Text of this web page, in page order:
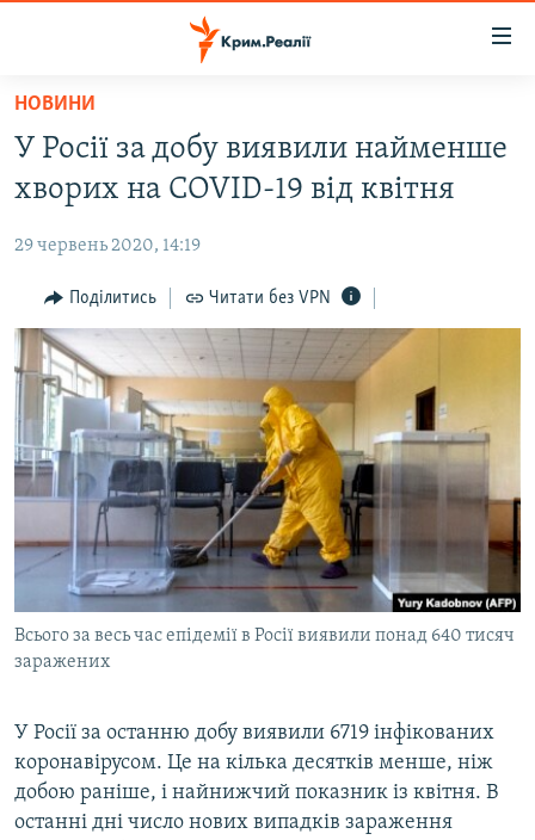
Перейти
основного
матеріалу
Перейти
до
навігації
Перейти
до
пошуку
ВІДЕО ТА ФОТО
ПОЛІТИКА
БЛОГИ
ПОГЛЯД
ІНТЕРВ'Ю
ВСЕ ЗА ДЕНЬ
СПЕЦПРОЕКТИ
ДЕПОРТАЦІЯ
ВІДЕОУРОКИ «ELIFBE»
СВІДЧЕННЯ ОКУПАЦІЇ
УКРАЇНСЬКА ПРОБЛЕМА КРИМУ
ЯК ОБІЙТИ БЛОКУВАННЯ
Русский
Qırımtatar
Усі сайти RFE/RL
НОВИНИ
У Росії за добу виявили найменше
хворих на COVID-19 від квітня
29 червень 2020, 14:19
Поділитись Читати без VPN
Всього за весь час епідемії в Росії виявили понад 640 тисяч
заражених
У Росії за останню добу виявили 6719 інфікованих
коронавірусом. Це на кілька десятків менше, ніж
добою раніше, і найнижчий показник із квітня. В
останні дні число нових випадків зараження